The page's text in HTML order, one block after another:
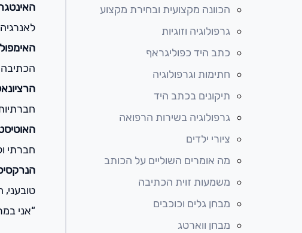
הכתיבה
חברתי
“אני
הכוונה מקצועית ובחירת מקצוע
גרפולוגיה וזוגיות
כתב היד כפוליגראף
חתימות וגרפולוגיה
תיקונים בכתב היד
גרפולוגיה בשירות הרפואה
ציורי ילדים
מה אומרים השוליים על הכותב
משמעות זוית הכתיבה
מבחן גלים וכוכבים
מבחן ווארטג